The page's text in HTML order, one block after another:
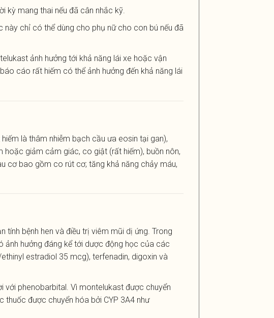
kỳ mang thai nếu đã cân nhắc kỹ.
chỉ có thể dùng cho phụ nữ cho con bú nếu đã
ảnh hưởng tới khả năng lái xe hoặc vận
cáo rất hiếm có thể ảnh hưởng đến khả năng lái
là thâm nhiễm bạch cầu ưa eosin tại gan),
giảm cảm giác, co giật (rất hiếm), buồn nôn,
cơ bao gồm co rút cơ; tăng khả năng chảy máu,
bệnh hen và điều trị viêm mũi dị ứng. Trong
ảnh hưởng đáng kể tới dược động học của các
estradiol 35 mcg), terfenadin, digoxin và
với phenobarbital. Vì montelukast được chuyển
thuốc được chuyển hóa bởi CYP 3A4 như